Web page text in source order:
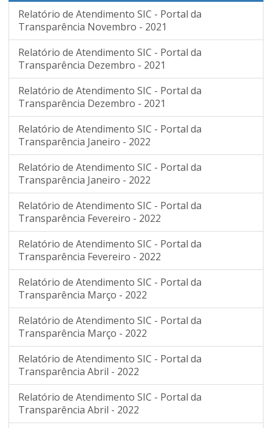
Relatório de Atendimento SIC - Portal da
Transparência Novembro - 2021
Relatório de Atendimento SIC - Portal da
Transparência Dezembro - 2021
Relatório de Atendimento SIC - Portal da
Transparência Dezembro - 2021
Relatório de Atendimento SIC - Portal da
Transparência Janeiro - 2022
Relatório de Atendimento SIC - Portal da
Transparência Janeiro - 2022
Relatório de Atendimento SIC - Portal da
Transparência Fevereiro - 2022
Relatório de Atendimento SIC - Portal da
Transparência Fevereiro - 2022
Relatório de Atendimento SIC - Portal da
Transparência Março - 2022
Relatório de Atendimento SIC - Portal da
Transparência Março - 2022
Relatório de Atendimento SIC - Portal da
Transparência Abril - 2022
Relatório de Atendimento SIC - Portal da
Transparência Abril - 2022